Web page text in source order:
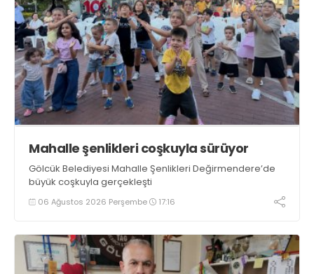
Mahalle şenlikleri coşkuyla sürüyor
Gölcük Belediyesi Mahalle Şenlikleri Değirmendere’de
büyük coşkuyla gerçekleşti
06 Ağustos 2026 Perşembe 17:16